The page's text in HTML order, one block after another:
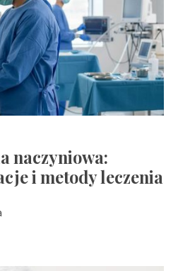
naczyniowa:
i metody leczenia